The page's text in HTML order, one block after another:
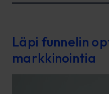
Läpi funnelin
markkinointia